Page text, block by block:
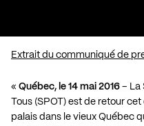
Extrait du communiqué de
« Québec, le 14 mai 2016 – La
Tous (SPOT) est de retour cet
palais dans le vieux Québec